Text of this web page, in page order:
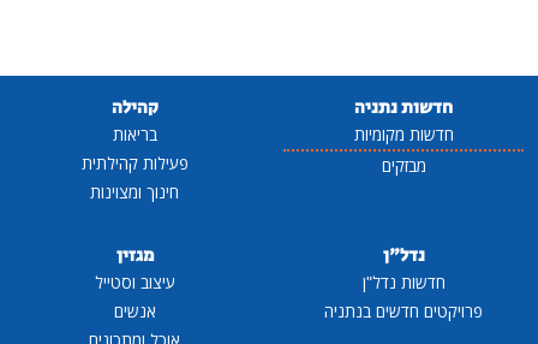
חדשות נתניה
חדשות מקומיות
מבזקים
קהילה
בריאות
פעילות קהילתית
חינוך ומצוינות
נדל"ן
חדשות נדל"ן
פרויקטים חדשים בנתניה
מגזין
עיצוב וסטייל
אנשים